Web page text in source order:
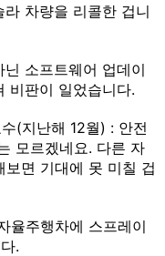
차량을 리콜한 겁니
소프트웨어 업데이
비판이 일었습니다.
(지난해 12월) : 안전
모르겠네요. 다른 자
보면 기대에 못 미칠 겁
율주행차에 스프레이
.